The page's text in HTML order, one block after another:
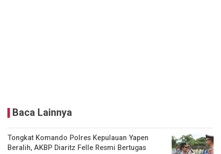
Baca Lainnya
Tongkat Komando Polres Kepulauan Yapen
Beralih, AKBP Diaritz Felle Resmi Bertugas